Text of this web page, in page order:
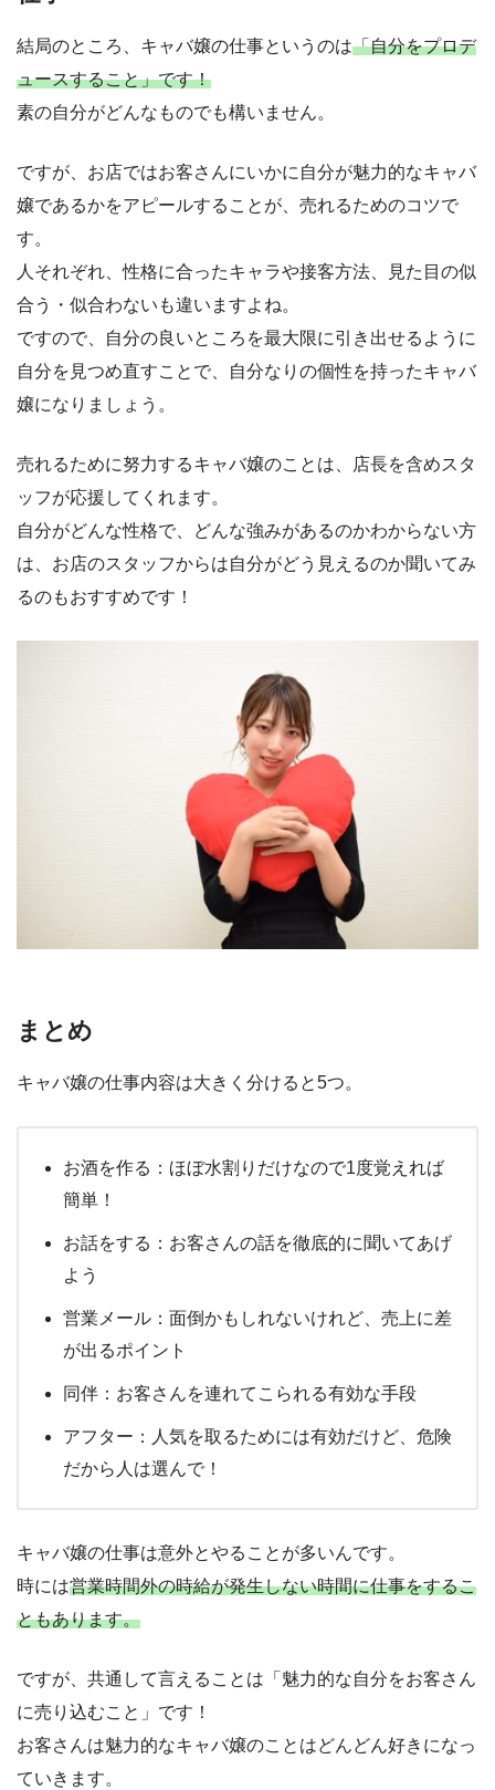
結局のところ、キャバ嬢の仕事というのは「自分をプロデ
ュースすること」です！
素の自分がどんなものでも構いません。
ですが、お店ではお客さんにいかに自分が魅力的なキャバ
嬢であるかをアピールすることが、売れるためのコツで
す。
人それぞれ、性格に合ったキャラや接客方法、見た目の似
合う・似合わないも違いますよね。
ですので、自分の良いところを最大限に引き出せるように
自分を見つめ直すことで、自分なりの個性を持ったキャバ
嬢になりましょう。
売れるために努力するキャバ嬢のことは、店長を含めスタ
ッフが応援してくれます。
自分がどんな性格で、どんな強みがあるのかわからない方
は、お店のスタッフからは自分がどう見えるのか聞いてみ
るのもおすすめです！
まとめ
キャバ嬢の仕事内容は大きく分けると5つ。
お酒を作る：ほぼ水割りだけなので1度覚えれば
簡単！
お話をする：お客さんの話を徹底的に聞いてあげ
よう
営業メール：面倒かもしれないけれど、売上に差
が出るポイント
同伴：お客さんを連れてこられる有効な手段
アフター：人気を取るためには有効だけど、危険
だから人は選んで！
キャバ嬢の仕事は意外とやることが多いんです。
時には営業時間外の時給が発生しない時間に仕事をするこ
ともあります。
ですが、共通して言えることは「魅力的な自分をお客さん
に売り込むこと」です！
お客さんは魅力的なキャバ嬢のことはどんどん好きになっ
ていきます。